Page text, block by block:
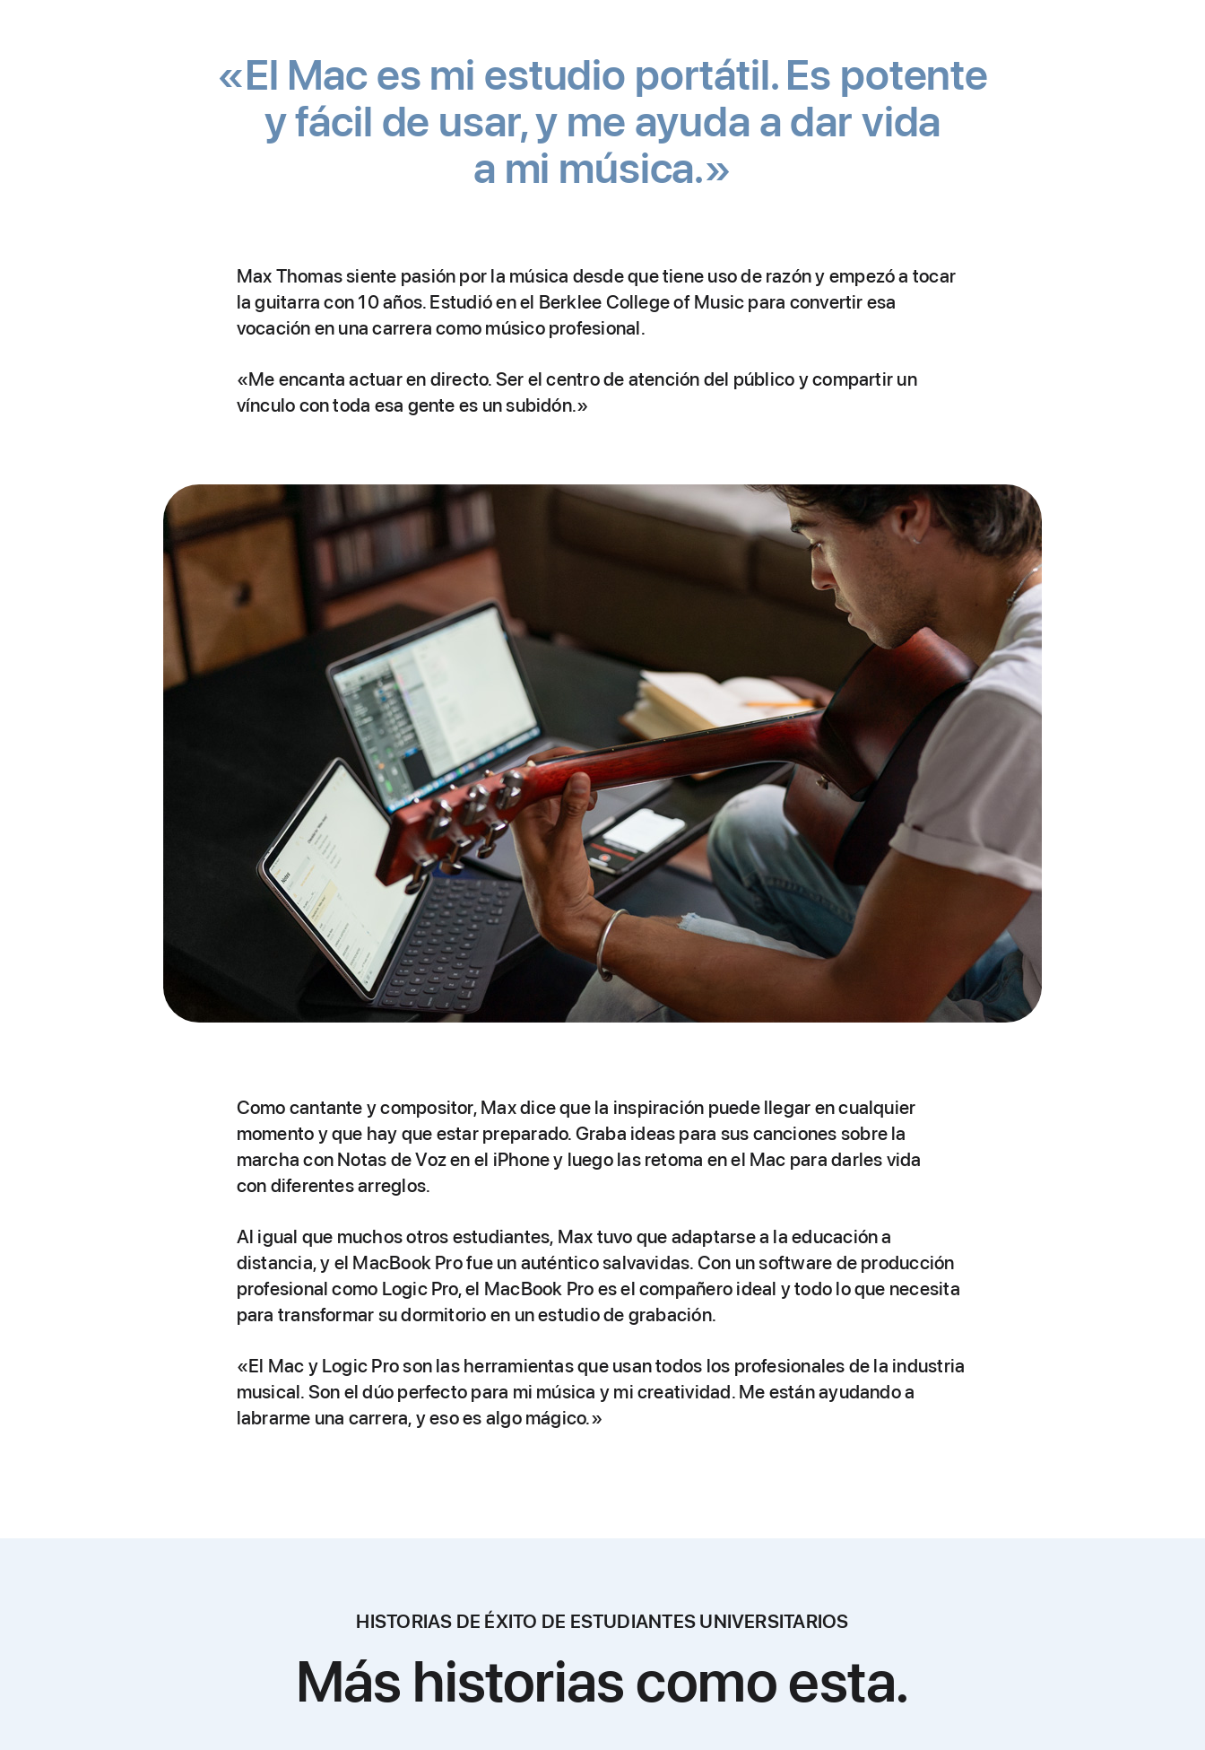
«El Mac es mi estudio portátil. Es potente
y fácil de usar, y me ayuda a dar vida
a mi música.»
Max Thomas siente pasión por la música desde que tiene uso de razón y empezó a tocar
la guitarra con 10 años. Estudió en el Berklee College of Music para convertir esa
vocación en una carrera como músico profesional.
«Me encanta actuar en directo. Ser el centro de atención del público y compartir un
vínculo con toda esa gente es un subidón.»
Como cantante y compositor, Max dice que la inspiración puede llegar en cualquier
momento y que hay que estar preparado. Graba ideas para sus canciones sobre la
marcha con Notas de Voz en el iPhone y luego las retoma en el Mac para darles vida
con diferentes arreglos.
Al igual que muchos otros estudiantes, Max tuvo que adaptarse a la educación a
distancia, y el MacBook Pro fue un auténtico salvavidas. Con un software de producción
profesional como Logic Pro, el MacBook Pro es el compañero ideal y todo lo que necesita
para transformar su dormitorio en un estudio de grabación.
«El Mac y Logic Pro son las herramientas que usan todos los profesionales de la industria
musical. Son el dúo perfecto para mi música y mi creatividad. Me están ayudando a
labrarme una carrera, y eso es algo mágico.»
HISTORIAS DE ÉXITO DE ESTUDIANTES UNIVERSITARIOS
Más historias como esta.